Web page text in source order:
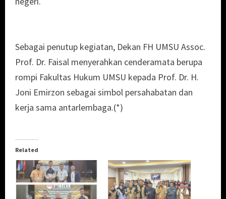
Sebagai penutup kegiatan, Dekan FH UMSU Assoc.
Prof. Dr. Faisal menyerahkan cenderamata berupa
rompi Fakultas Hukum UMSU kepada Prof. Dr. H.
Joni Emirzon sebagai simbol persahabatan dan
kerja sama antarlembaga.(*)
Related